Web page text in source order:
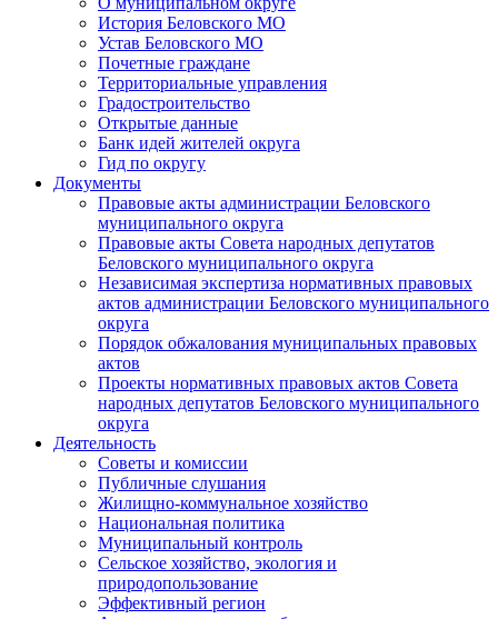
История Беловского МО
Устав Беловского МО
Почетные граждане
Территориальные управления
Градостроительство
Открытые данные
Банк идей жителей округа
Гид по округу
Документы
Правовые акты администрации Беловского
муниципального округа
Правовые акты Совета народных депутатов
Беловского муниципального округа
Независимая экспертиза нормативных правовых
актов администрации Беловского муниципального
округа
Порядок обжалования муниципальных правовых
актов
Проекты нормативных правовых актов Совета
народных депутатов Беловского муниципального
округа
Деятельность
Советы и комиссии
Публичные слушания
Жилищно-коммунальное хозяйство
Национальная политика
Муниципальный контроль
Сельское хозяйство, экология и
природопользование
Эффективный регион